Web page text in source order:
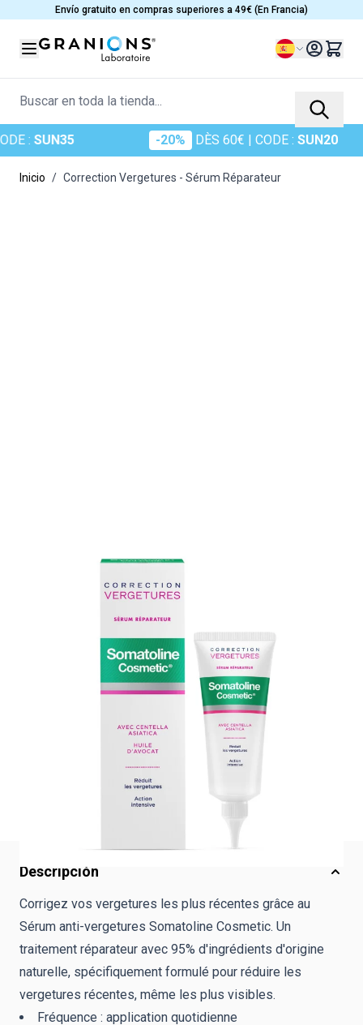
Ir al contenidoEnvío gratuito en compras superiores a 49€ (En Francia)
Lenguaje
Buscar en toda la tienda...
:SUN35 -20% DÈS 60€| CODE :SUN20
Inicio / Correction Vergetures - Sérum Réparateur
CORRECTION VERGETURES -
SÉRUM RÉPARATEUR
Répare et atténue les vergetures.
viernes, 14 de agosto de 2026
Unidad de mantenimiento de existencias (SKU) :
Descripción
Corrigez vos vergetures les plus récentes grâce au
Sérum anti-vergetures Somatoline Cosmetic. Un
traitement réparateur avec 95% d'ingrédients d'origine
naturelle, spécifiquement formulé pour réduire les
vergetures récentes, même les plus visibles.
Fréquence : application quotidienne